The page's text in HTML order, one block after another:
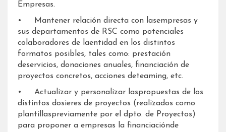
Empresas.
• Mantener relación directa con lasempresas y
sus departamentos de RSC como potenciales
colaboradores de laentidad en los distintos
formatos posibles, tales como: prestación
deservicios, donaciones anuales, financiación de
proyectos concretos, acciones deteaming, etc.
• Actualizar y personalizar laspropuestas de los
distintos dosieres de proyectos (realizados como
plantillaspreviamente por el dpto. de Proyectos)
para proponer a empresas la financiaciónde